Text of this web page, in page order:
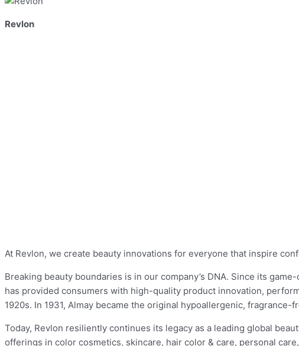
Revlon
At Revlon, we create beauty innovations for everyone that inspire
Breaking beauty boundaries is in our company’s DNA. Since its
has provided consumers with high-quality product innovation,
1920s. In 1931, Almay became the original hypoallergenic, fragrance-
Today, Revlon resiliently continues its legacy as a leading global
offerings in color cosmetics, skincare, hair color & care, personal